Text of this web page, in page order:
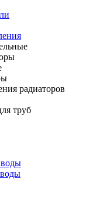
радиаторов
труб